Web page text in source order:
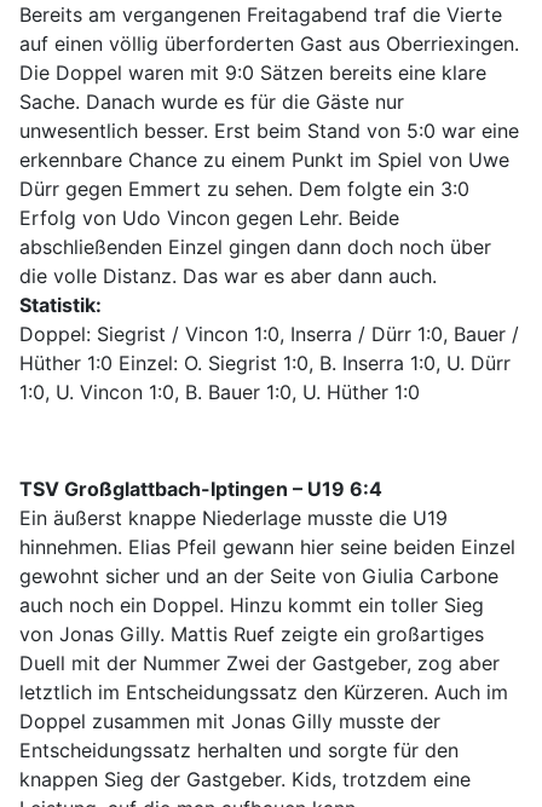
Bereits am vergangenen Freitagabend traf die Vierte
auf einen völlig überforderten Gast aus Oberriexingen.
Die Doppel waren mit 9:0 Sätzen bereits eine klare
Sache. Danach wurde es für die Gäste nur
unwesentlich besser. Erst beim Stand von 5:0 war eine
erkennbare Chance zu einem Punkt im Spiel von Uwe
Dürr gegen Emmert zu sehen. Dem folgte ein 3:0
Erfolg von Udo Vincon gegen Lehr. Beide
abschließenden Einzel gingen dann doch noch über
die volle Distanz. Das war es aber dann auch.
Statistik:
Doppel: Siegrist / Vincon 1:0, Inserra / Dürr 1:0, Bauer /
Hüther 1:0 Einzel: O. Siegrist 1:0, B. Inserra 1:0, U. Dürr
1:0, U. Vincon 1:0, B. Bauer 1:0, U. Hüther 1:0
TSV Großglattbach-Iptingen – U19 6:4
Ein äußerst knappe Niederlage musste die U19
hinnehmen. Elias Pfeil gewann hier seine beiden Einzel
gewohnt sicher und an der Seite von Giulia Carbone
auch noch ein Doppel. Hinzu kommt ein toller Sieg
von Jonas Gilly. Mattis Ruef zeigte ein großartiges
Duell mit der Nummer Zwei der Gastgeber, zog aber
letztlich im Entscheidungssatz den Kürzeren. Auch im
Doppel zusammen mit Jonas Gilly musste der
Entscheidungssatz herhalten und sorgte für den
knappen Sieg der Gastgeber. Kids, trotzdem eine